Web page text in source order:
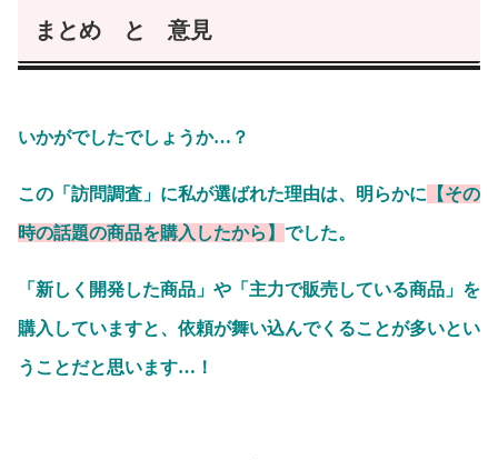
まとめ と 意見
いかがでしたでしょうか…？
この「訪問調査」に私が選ばれた理由は、明らかに 【その
時の話題の商品を購入したから】 でした。
「新しく開発した商品」や「主力で販売している商品」を
購入していますと、依頼が舞い込んでくることが多いとい
うことだと思います…！